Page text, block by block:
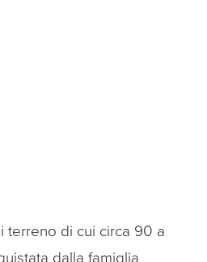
terreno di cui circa 90 a
dalla famiglia